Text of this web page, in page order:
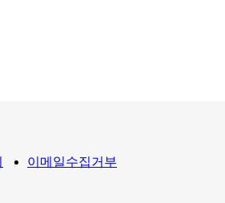
이메일수집거부